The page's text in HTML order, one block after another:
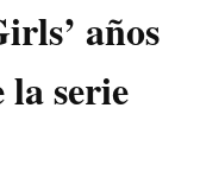
años
la serie